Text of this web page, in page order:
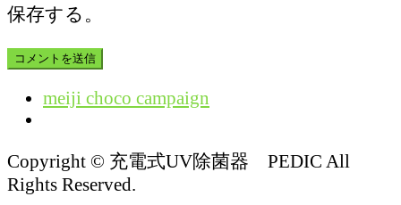
保存する。
meiji choco campaign
Copyright © 充電式UV除菌器 PEDIC All
Rights Reserved.